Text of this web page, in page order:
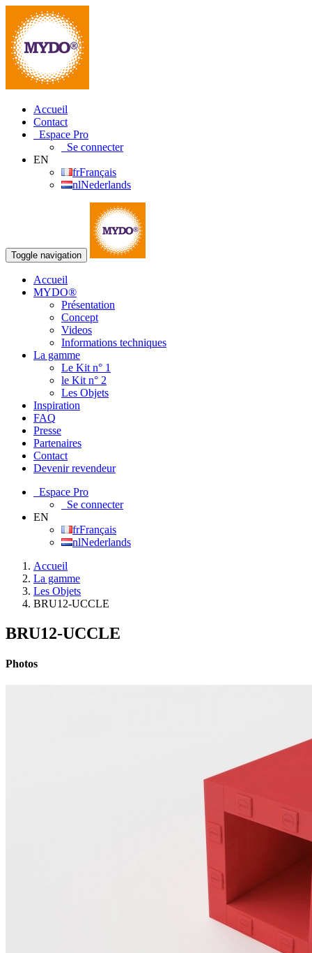
Accueil
Contact
Espace Pro
Se connecter
EN
frFrançais
nlNederlands
Toggle navigation
Accueil
MYDO®
Présentation
Concept
Videos
Informations techniques
La gamme
Le Kit n° 1
le Kit n° 2
Les Objets
Inspiration
FAQ
Presse
Partenaires
Contact
Devenir revendeur
Espace Pro
Se connecter
EN
frFrançais
nlNederlands
Accueil
La gamme
Les Objets
BRU12-UCCLE
BRU12-UCCLE
Photos